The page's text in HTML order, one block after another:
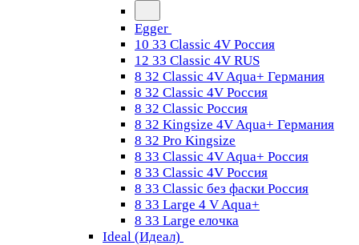
Egger
10 33 Classic 4V Россия
12 33 Classic 4V RUS
8 32 Classic 4V Aqua+ Германия
8 32 Classic 4V Россия
8 32 Classic Россия
8 32 Kingsize 4V Aqua+ Германия
8 32 Pro Kingsize
8 33 Classic 4V Aqua+ Россия
8 33 Classic 4V Россия
8 33 Classic без фаски Россия
8 33 Large 4 V Aqua+
8 33 Large елочка
Ideal (Идеал)